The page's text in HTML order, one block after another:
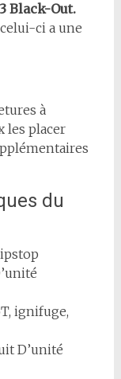
Black-Out.
ci a une
à
les placer
du
ignifuge,
D’unité